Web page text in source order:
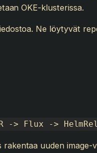
OKE-klusterissa.
Ne löytyvät
-> Flux ->
uuden